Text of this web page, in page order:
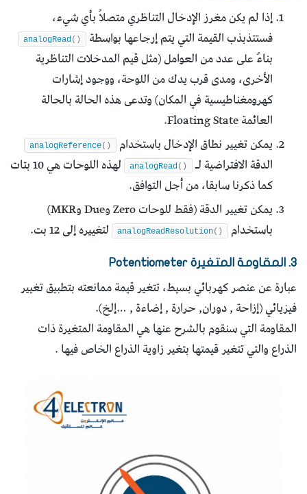
إذا لم يكن مغرز الإدخال التناظري متصلاً بأي شيء،
فستتذبذب القيمة التي يتم إرجاعها بواسطة
analogRead ()
بناءً على عدد من العوامل (مثل قيم المدخلات التناظرية
الأخرى، ومدى قرب يدك من اللوحة، ووجود إشارات
كهرومغناطيسية في المكان) وتدعى هذه الحالة بالحالة
العائمة Floating State.
يمكن تغيير نطاق الإدخال باستخدام
analogReference()
الدقة الافتراضية لـ analogRead ()
لهذه اللوحات هي 10 بتات
كما ذكرنا سابقا، من أجل التوافق.
يمكن تغيير الدقة (فقط للوحات Zero وDue وMKR)
باستخدام
analogReadResolution() لتغييره إلى 12 بت.
3. المقاومة المتغيرة Potentiometer
عبارة عن عنصر كهربائي بسيط، تتغير قيمة ممانعته بتطبيق تغيير
فيزيائي (إزاحة , دوران, حرارة , إضاءة , …إلخ).
المقاومة التي سنقوم بالشرح عنها هي المقاومة المتغيرة ذات
الذراع والتي تتغير قيمتها بتغير زاوية الذراع الخاص فيها .